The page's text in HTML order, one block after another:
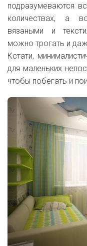
подразумеваются
количествах, а
вязаными и
можно трогать и
Кстати,
для маленьких
чтобы побегать и